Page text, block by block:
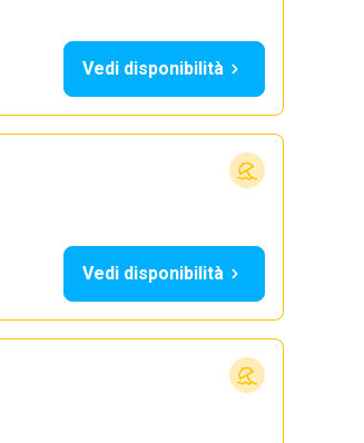
Vedi disponibilità
Vedi disponibilità